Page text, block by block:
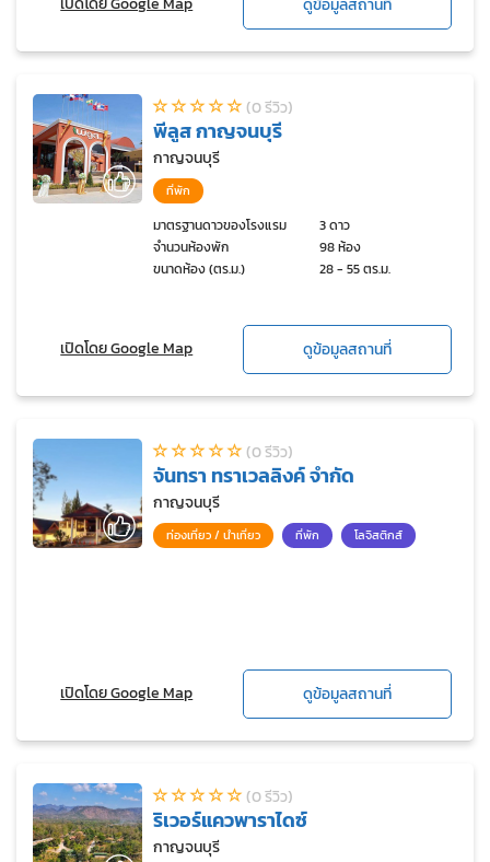
ดูข้อมูลสถานที่
(0 รีวิว)
พีลูส กาญจนบุรี
กาญจนบุรี
ที่พัก
มาตรฐานดาวของโรงแรม
3 ดาว
จำนวนห้องพัก
98 ห้อง
ขนาดห้อง (ตร.ม.)
28 - 55 ตร.ม.
เปิดโดย Google Map ดูข้อมูลสถานที่
(0 รีวิว)
จันทรา ทราเวลลิงค์ จำกัด
กาญจนบุรี
ท่องเที่ยว / นำเที่ยว ที่พัก โลจิสติกส์
เปิดโดย Google Map ดูข้อมูลสถานที่
(0 รีวิว)
ริเวอร์แควพาราไดซ์
กาญจนบุรี